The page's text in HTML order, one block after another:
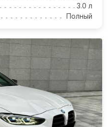
3.0 л
Полный